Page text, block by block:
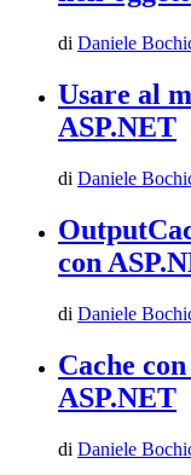
di Daniele
Usare al
ASP.NET
di Daniele
con
di Daniele
Cache
ASP.NET
di Daniele